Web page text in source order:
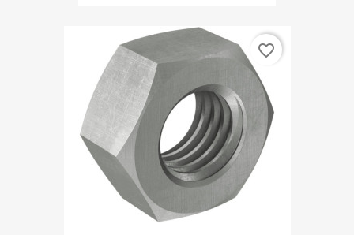
favorite_border